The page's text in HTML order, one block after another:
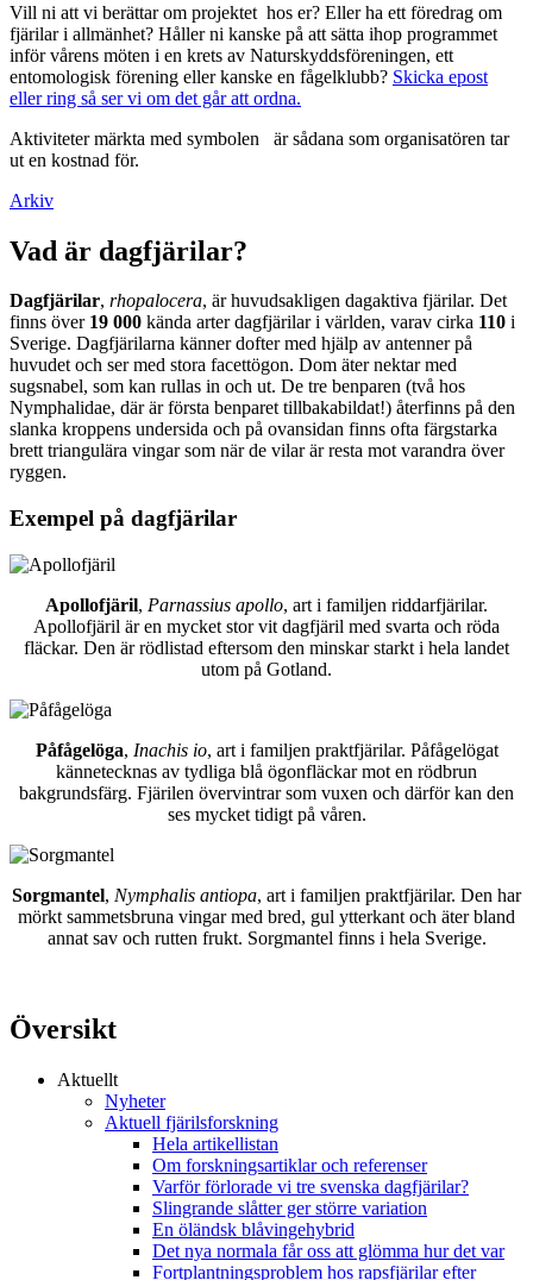
Vill ni att vi berättar om projektet hos er? Eller ha ett föredrag om
fjärilar i allmänhet? Håller ni kanske på att sätta ihop programmet
inför vårens möten i en krets av Naturskyddsföreningen, ett
entomologisk förening eller kanske en fågelklubb? Skicka epost
eller ring så ser vi om det går att ordna.
Aktiviteter märkta med symbolen
är sådana som organisatören tar
ut en kostnad för.
Arkiv
Vad är dagfjärilar?
Dagfjärilar, rhopalocera, är huvudsakligen dagaktiva fjärilar. Det
finns över 19 000 kända arter dagfjärilar i världen, varav cirka 110 i
Sverige. Dagfjärilarna känner dofter med hjälp av antenner på
huvudet och ser med stora facettögon. Dom äter nektar med
sugsnabel, som kan rullas in och ut. De tre benparen (två hos
Nymphalidae, där är första benparet tillbakabildat!) återfinns på den
slanka kroppens undersida och på ovansidan finns ofta färgstarka
brett triangulära vingar som när de vilar är resta mot varandra över
ryggen.
Exempel på dagfjärilar
Apollofjäril, Parnassius apollo, art i familjen riddarfjärilar.
Apollofjäril är en mycket stor vit dagfjäril med svarta och röda
fläckar. Den är rödlistad eftersom den minskar starkt i hela landet
utom på Gotland.
Påfågelöga, Inachis io, art i familjen praktfjärilar. Påfågelögat
kännetecknas av tydliga blå ögonfläckar mot en rödbrun
bakgrundsfärg. Fjärilen övervintrar som vuxen och därför kan den
ses mycket tidigt på våren.
Sorgmantel, Nymphalis antiopa, art i familjen praktfjärilar. Den har
mörkt sammetsbruna vingar med bred, gul ytterkant och äter bland
annat sav och rutten frukt. Sorgmantel finns i hela Sverige.
Översikt
Aktuellt
Nyheter
Aktuell fjärilsforskning
Hela artikellistan
Om forskningsartiklar och referenser
Varför förlorade vi tre svenska dagfjärilar?
Slingrande slåtter ger större variation
En öländsk blåvingehybrid
Det nya normala får oss att glömma hur det var
Fortplantningsproblem hos rapsfjärilar efter